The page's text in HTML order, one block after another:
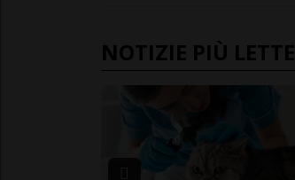
NOTIZIE PIÙ LETTE